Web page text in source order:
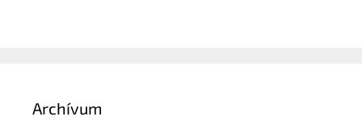
Archívum